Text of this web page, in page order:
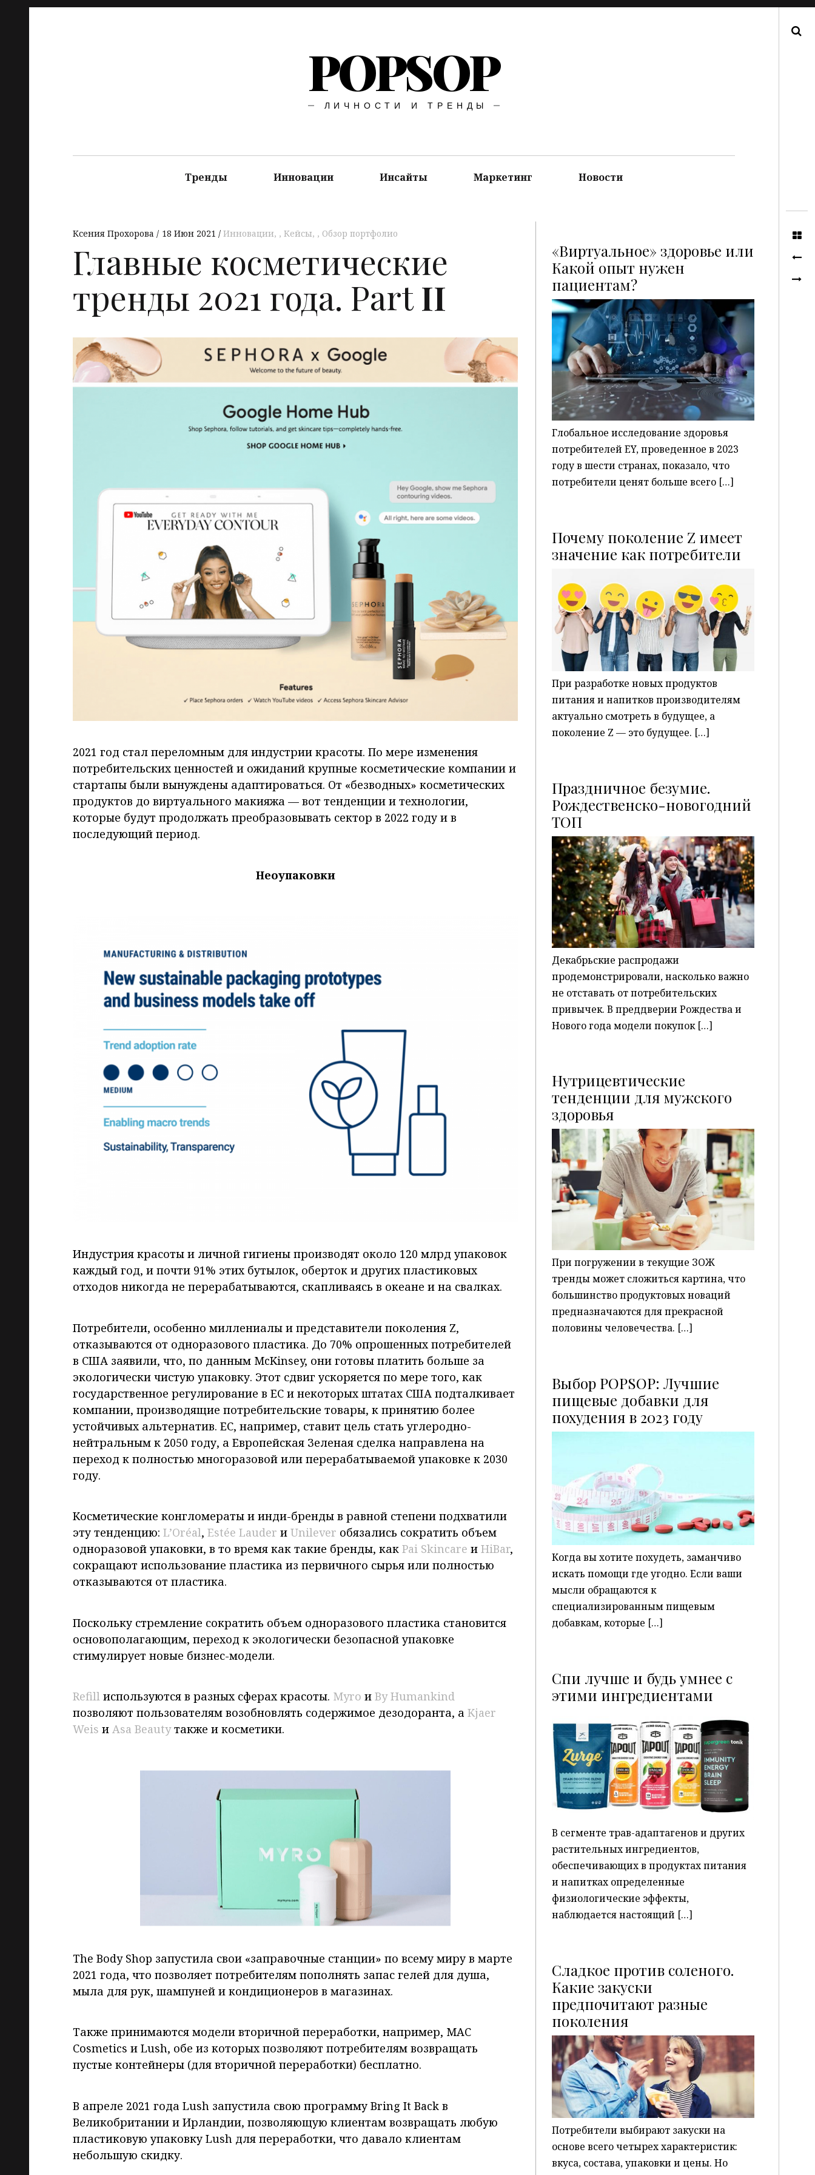
POPSOP
ЛИЧНОСТИ И ТРЕНДЫ
Тренды Инновации Инсайты Маркетинг Новости
Ксения Прохорова 18 Июн 2021 Инновации, Кейсы, Обзор портфолио
Главные косметические
тренды 2021 года. PartII
2021 год стал переломным для индустрии красоты. По мере изменения
потребительских ценностей и ожиданий крупные косметические компании и
стартапы были вынуждены адаптироваться. От «безводных» косметических
продуктов до виртуального макияжа — вот тенденции и технологии,
которые будут продолжать преобразовывать сектор в 2022 году и в
последующий период.
Неоупаковки
Индустрия красоты и личной гигиены производят около 120 млрд упаковок
каждый год, и почти 91% этих бутылок, оберток и других пластиковых
отходов никогда не перерабатываются, скапливаясь в океане и на свалках.
Потребители, особенно миллениалы и представители поколения Z,
отказываются от одноразового пластика. До 70% опрошенных потребителей
в США заявили, что, по данным McKinsey, они готовы платить больше за
экологически чистую упаковку. Этот сдвиг ускоряется по мере того, как
государственное регулирование в ЕС и некоторых штатах США подталкивает
компании, производящие потребительские товары, к принятию более
устойчивых альтернатив. ЕС, например, ставит цель стать углеродно-
нейтральным к 2050 году, а Европейская Зеленая сделка направлена ​​на
переход к полностью многоразовой или перерабатываемой упаковке к 2030
году.
Косметические конгломераты и инди-бренды в равной степени подхватили
эту тенденцию: L’Oréal, Estée Lauder и Unilever обязались сократить объем
одноразовой упаковки, в то время как такие бренды, как Pai Skincare и HiBar,
сокращают использование пластика из первичного сырья или полностью
отказываются от пластика.
Поскольку стремление сократить объем одноразового пластика становится
основополагающим, переход к экологически безопасной упаковке
стимулирует новые бизнес-модели.
Refill используются в разных сферах красоты. Myro и By Humankind
позволяют пользователям возобновлять содержимое дезодоранта, а Kjaer
Weis и Asa Beautyтакже и косметики.
The Body Shop запустила свои «заправочные станции» по всему миру в марте
2021 года, что позволяет потребителям пополнять запас гелей для душа,
мыла для рук, шампуней и кондиционеров в магазинах.
Также принимаются модели вторичной переработки, например, MAC
Cosmetics и Lush, обе из которых позволяют потребителям возвращать
пустые контейнеры (для вторичной переработки) бесплатно.
В апреле 2021 года Lush запустила свою программу Bring It Back в
Великобритании и Ирландии, позволяющую клиентам возвращать любую
пластиковую упаковку Lush для переработки, что давало клиентам
небольшую скидку.
«Виртуальное» здоровье или
Какой опыт нужен
пациентам?P
Глобальное исследование здоровья
потребителей EY, проведенное в 2023
году в шести странах, показало, что
потребители ценят больше всего […]
Почему поколение Z имеет
значение как потребители
P
При разработке новых продуктов
питания и напитков производителям
актуально смотреть в будущее, а
поколение Z — это будущее. […]
Праздничное безумие.
Рождественско-новогодний
ТОП
P
Декабрьские распродажи
продемонстрировали, насколько важно
не отставать от потребительских
привычек. В преддверии Рождества и
Нового года модели покупок […]
Нутрицевтические
тенденции для мужского
здоровья P
При погружении в текущие ЗОЖ
тренды может сложиться картина, что
большинство продуктовых новаций
предназначаются для прекрасной
половины человечества. […]
Выбор POPSOP: Лучшие
пищевые добавки для
похудения в 2023 году
P
Когда вы хотите похудеть, заманчиво
искать помощи где угодно. Если ваши
мысли обращаются к
специализированным пищевым
добавкам, которые […]
Спи лучше и будь умнее с
этими ингредиентами
P
В сегменте трав-адаптагенов и других
растительных ингредиентов,
обеспечивающих в продуктах питания
и напитках определенные
физиологические эффекты,
наблюдается настоящий […]
Сладкое против соленого.
Какие закуски
предпочитают разные
поколенияP
Потребители выбирают закуски на
основе всего четырех характеристик:
вкуса, состава, упаковки и цены. Но